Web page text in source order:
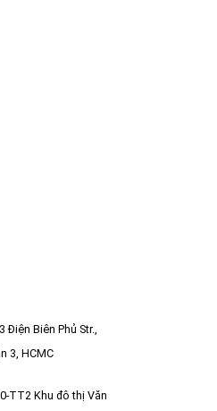
Điện Biên Phủ Str.,
3, HCMC
TT2 Khu đô thị Văn